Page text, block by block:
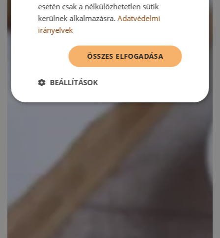
esetén csak a nélkülözhetetlen sütik
kerülnek alkalmazásra.Adatvédelmi
irányelvek
ÖSSZES ELFOGADÁSA
BEÁLLÍTÁSOK